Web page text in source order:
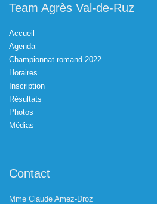
Team Agrès Val-de-Ruz
Accueil
Agenda
Championnat romand 2022
Horaires
Inscription
Résultats
Photos
Médias
Contact
Mme Claude Amez-Droz